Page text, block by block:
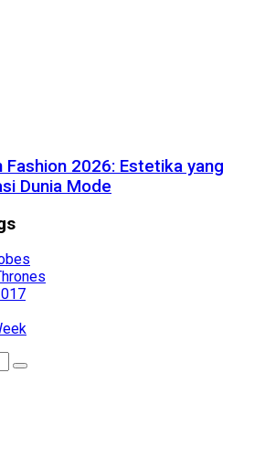
Fashion 2026: Estetika yang
Dunia Mode